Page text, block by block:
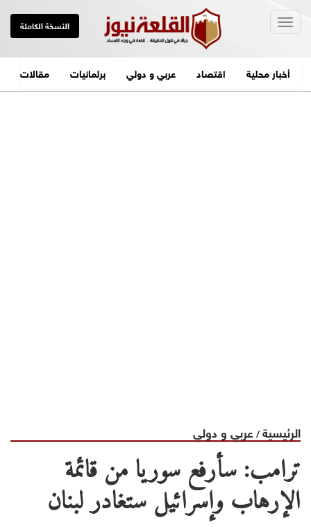
النسخة الكاملة
أخبار محلية اقتصاد عربي و دولي برلمانيات مقالات
الرئيسية/ عربي و دولي
ترامب: سأرفع سوريا من قائمة
الإرهاب وإسرائيل ستغادر لبنان